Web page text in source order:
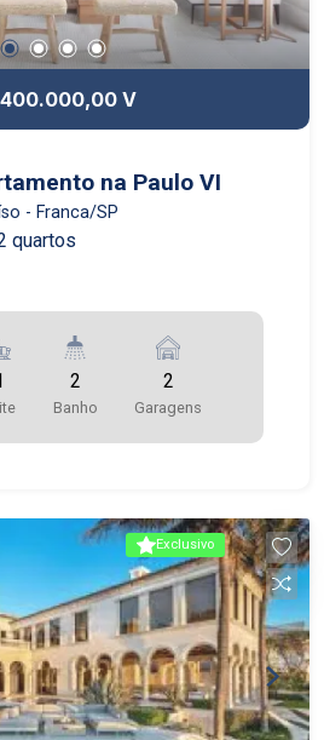
400.000,00 V
na Paulo VI
- Franca/SP
quartos
2
Banho
2
Garagens
Exclusivo